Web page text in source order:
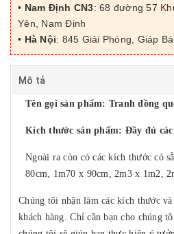
• Nam Định CN3: 68 đường 57
Yên, Nam Định
• Hà Nội: 845 Giải Phóng, Giáp
Mô tả
Tên gọi sản phẩm: Tranh đồng
Kích thước sản phẩm: Đầy đủ
Ngoài ra còn có các kích thước có
80cm, 1m70 x 90cm, 2m3 x 1m2,
Chúng tôi nhận làm các kích thước
khách hàng. Chỉ cần bạn cho chúng